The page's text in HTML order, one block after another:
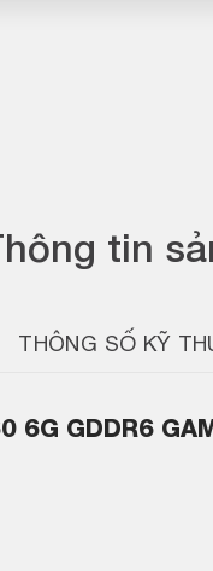
tin
THÔNG SỐ KỸ
6G GDDR6